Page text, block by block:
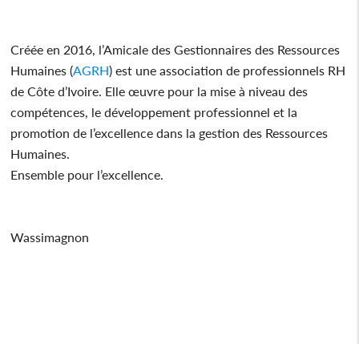
Créée en 2016, l’Amicale des Gestionnaires des Ressources
Humaines (AGRH) est une association de professionnels RH
de Côte d’Ivoire. Elle œuvre pour la mise à niveau des
compétences, le développement professionnel et la
promotion de l’excellence dans la gestion des Ressources
Humaines.
Ensemble pour l’excellence.
Wassimagnon